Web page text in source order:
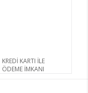
KREDİ KARTI İLE
ÖDEME İMKANI